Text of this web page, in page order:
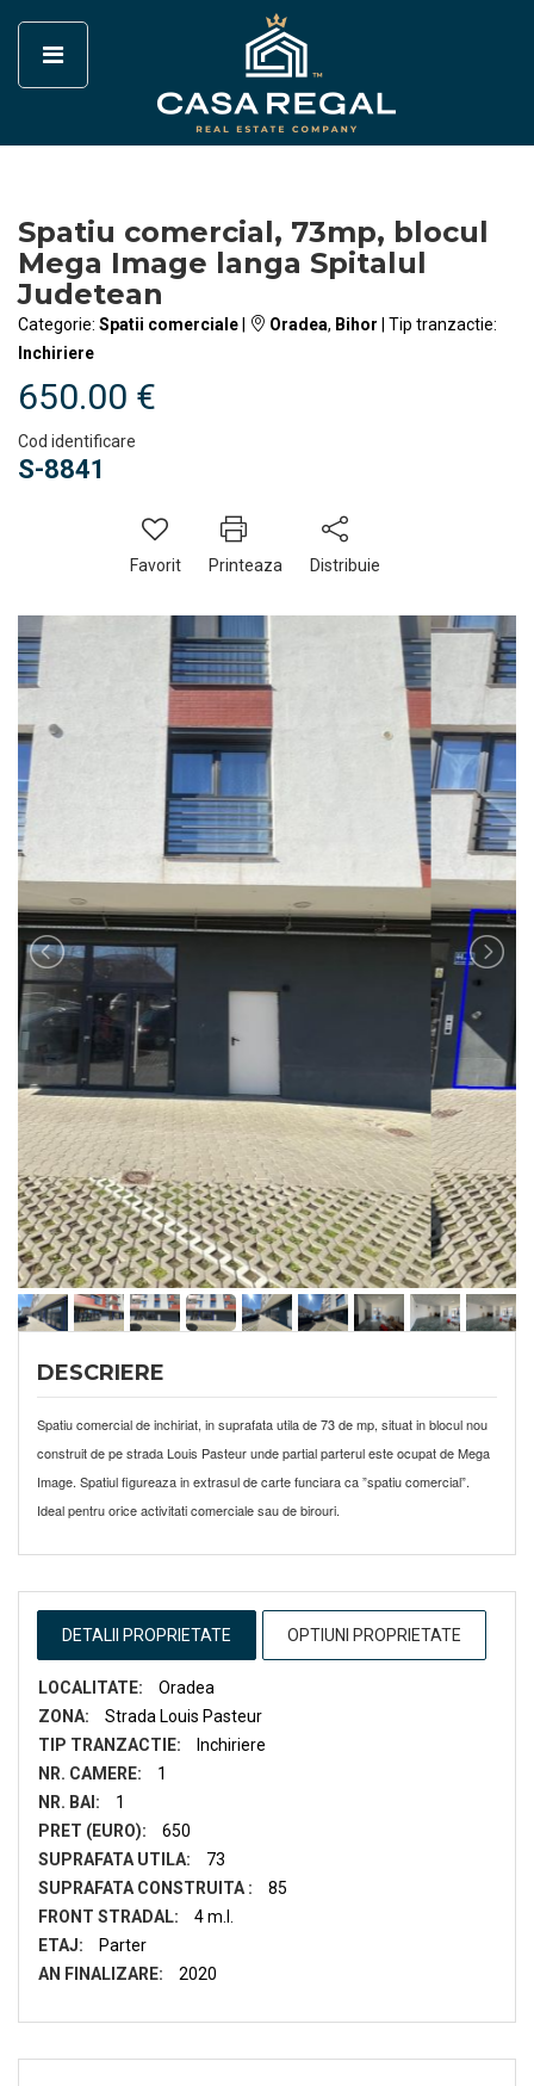
Spatiu comercial, 73mp, blocul
Mega Image langa Spitalul
Judetean
Categorie: Spatii comerciale Oradea, Bihor | Tip tranzactie:
Inchiriere
650.00 €
Cod identificare
S-8841
Favorit Printeaza Distribuie
DESCRIERE
Spatiu comercial de inchiriat, in suprafata utila de 73 de mp, situat in blocul nou
construit de pe strada Louis Pasteur unde partial parterul este ocupat de Mega
Image. Spatiul figureaza in extrasul de carte funciara ca ”spatiu comercial”.
Ideal pentru orice activitati comerciale sau de birouri.
DETALII PROPRIETATE OPTIUNI PROPRIETATE
LOCALITATE:
Oradea
ZONA:
Strada Louis Pasteur
TIP TRANZACTIE:
Inchiriere
NR. CAMERE:
1
NR. BAI:
1
PRET (EURO):
650
SUPRAFATA UTILA:
73
SUPRAFATA CONSTRUITA :
85
FRONT STRADAL:
4 m.l.
ETAJ:
Parter
AN FINALIZARE:
2020